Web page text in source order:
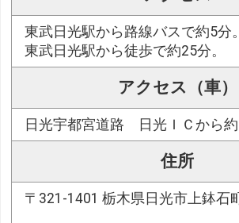
東武日光駅から路線バスで約5分。
東武日光駅から徒歩で約25分。
アクセス（車）
日光宇都宮道路 日光ＩＣから約
住所
〒321-1401 栃木県日光市上鉢石